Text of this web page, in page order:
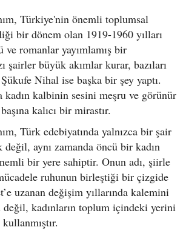
Türkiye'nin önemli toplumsal
bir dönem olan 1919-1960 yılları
ve romanlar yayımlamış bir
şairler büyük akımlar kurar, bazıları
Nihal ise başka bir şey yaptı.
kadın kalbinin sesini meşru ve görünür
kalıcı bir mirastır.
Türk edebiyatında yalnızca bir şair
değil, aynı zamanda öncü bir kadın
bir yere sahiptir. Onun adı, şiirle
ruhunun birleştiği bir çizgide
uzanan değişim yıllarında kalemini
değil, kadınların toplum içindeki yerini